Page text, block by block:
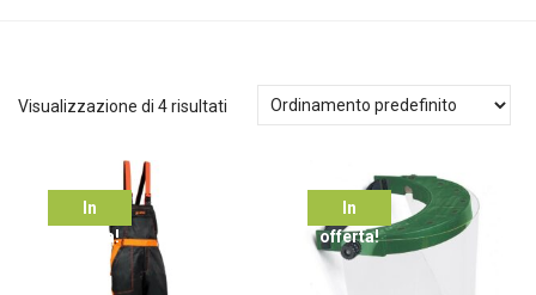
Visualizzazione di 4 risultati
In
offerta!
In
offerta!